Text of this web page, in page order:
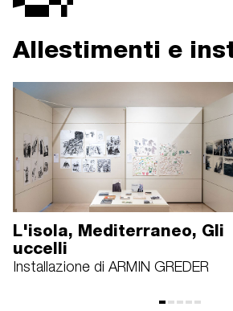
Allestimenti e
L'isola, Mediterraneo, Gli
uccelli
Installazione di ARMIN GREDER